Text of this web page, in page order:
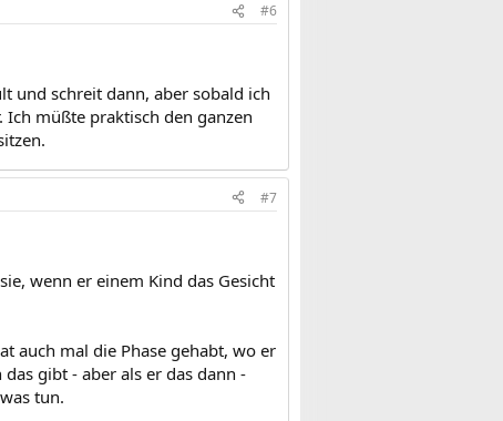
#6
und schreit dann, aber sobald ich
müßte praktisch den ganzen
#7
wenn er einem Kind das Gesicht
auch mal die Phase gehabt, wo er
gibt - aber als er das dann -
tun.